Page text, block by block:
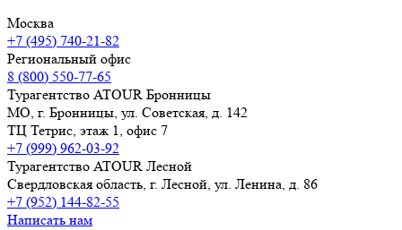
Москва
+7 (495) 740-21-82
Региональный офис
8 (800) 550-77-65
Турагентство ATOUR Бронницы
МО, г. Бронницы, ул. Советская, д. 142
ТЦ Тетрис, этаж 1, офис 7
+7 (999) 962-03-92
Турагентство ATOUR Лесной
Свердловская область, г. Лесной, ул. Ленина, д. 86
+7 (952) 144-82-55
Написать нам